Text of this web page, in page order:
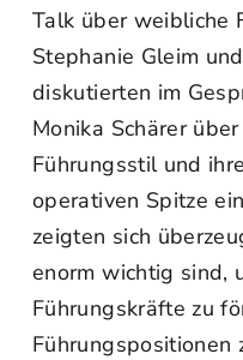
Talk über weibliche
Stephanie Gleim
diskutierten im
Monika Schärer
Führungsstil und
operativen Spitze
zeigten sich
enorm wichtig sind,
Führungskräfte zu
Führungspositionen